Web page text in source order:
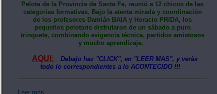
Pelota de la Provincia de Santa Fe, reunió a 12 chicos de las
categorías formativas. Bajo la atenta mirada y coordinación
de los profesores Damián BAIA y Horacio PRIDA, los
pequeños pelotaris disfrutaron de un sábado a puro
trinquete, combinando exigencia técnica, partidos amistosos
y mucho aprendizaje.
AQUI:
Debajo haz "CLICK", en "LEER MAS", y veràs
todo lo correspondientes a lo ACONTECIDO !!!
Leer más...